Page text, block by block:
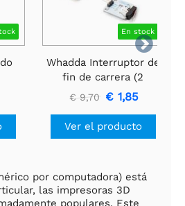

En stock
Whadda Interruptor de
fin de carrera (2
piezas)
€ 9,70 € 1,85
Ver el producto
por computadora) está
las impresoras 3D
populares. Este